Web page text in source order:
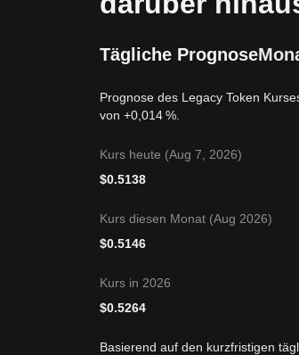
Tägliche Prognose
Prognose des Legacy Token
von +0,014 %.
Kurs heute (Aug 7, 2026)
$0.5138
Kurs diesen Monat (Aug 2026)
$0.5146
Kurs in 2026
$0.5264
Basierend auf den kurzfristigen